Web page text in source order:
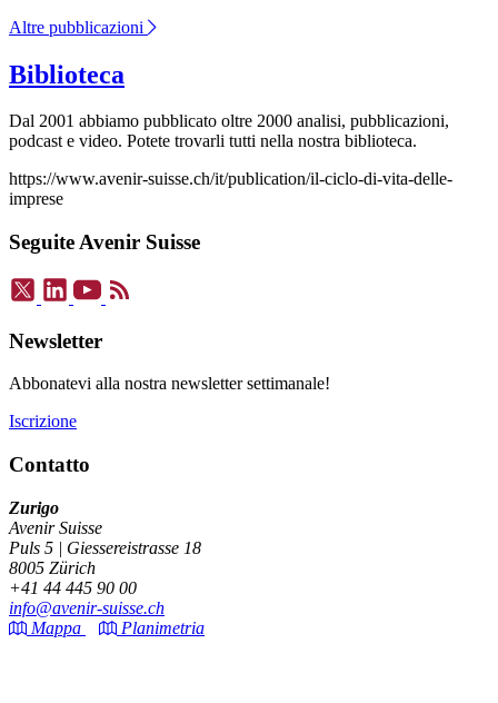
Altre pubblicazioni
Biblioteca
Dal 2001 abbiamo pubblicato oltre 2000 analisi, pubblicazioni,
podcast e video. Potete trovarli tutti nella nostra biblioteca.
https://www.avenir-suisse.ch/it/publication/il-ciclo-di-vita-delle-
imprese
Seguite Avenir Suisse
Newsletter
Abbonatevi alla nostra newsletter settimanale!
Iscrizione
Contatto
Zurigo
Avenir Suisse
Puls 5 | Giessereistrasse 18
8005 Zürich
+41 44 445 90 00
info@avenir-suisse.ch
Mappa
Planimetria